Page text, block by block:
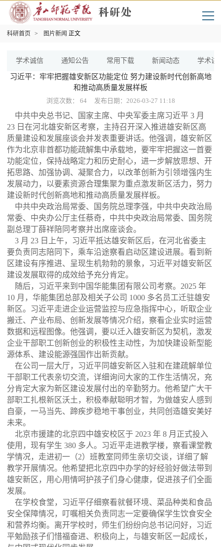
科研首页 > 图片新闻 正文
学术诚信 通知公告 常用下载 新闻动态 学术讲
习近平：牢牢把握雄安新区功能定位 努力建设新时代创新高地
和推动高质量发展样板
浏览次数： 64发布日期：2026-03-27 11:18
中共中央总书记、国家主席、中央军委主席习近平 3 月
23 日在河北雄安新区考察，主持召开深入推进雄安新区高
质量建设和发展座谈会并发表重要讲话。他强调，雄安新区
作为北京非首都功能疏解集中承载地，要牢牢把握这一首要
功能定位，保持战略定力和历史耐心，进一步解放思想、开
拓思路、加强协调、凝聚合力，以改革创新为引领增强内生
发展动力，以要素资源合理集聚为重点激发新区活力，努力
建设新时代创新高地和推动高质量发展样板。
中共中央政治局常委、国务院总理李强，中共中央政治局
常委、中央办公厅主任蔡奇，中共中央政治局常委、国务院
副总理丁薛祥陪同考察并出席座谈会。
3 月 23 日上午，习近平抵达雄安新区后，在河北省委主
要负责同志陪同下，乘车沿途察看启动区建设进展。看到新
区建设有序推进、呈现生机勃勃的景象，习近平对雄安新区
建设发展取得的成效给予充分肯定。
随后，习近平来到中国华能集团有限公司考察。 2025 年
10 月，华能集团总部及相关子公司 1000 多名员工迁驻雄安
新区。习近平走进企业运营监控与应急指挥中心，听取企业
搬迁、产业布局、创新发展等情况介绍，察看企业实时运营
数据和远程图像。他强调，要以迁入雄安新区为契机，激发
企业干部职工创新创业的积极性主动性，为加快建设新型能
源体系、建设能源强国作出新贡献。
在公司一层大厅，习近平同雄安新区入驻和在建疏解单位
干部职工代表亲切交流，详细询问大家的工作生活情况，充
分肯定大家为新区建设发展付出的辛勤努力。他希望广大干
部职工扎根新区沃土，积极奉献聪明才智，为做雄安人感到
自豪，一马当先、蹄疾步稳地干事创业，共同创造雄安美好
未来。
北京市援建的北京四中雄安校区于 2023 年 8 月正式投入
使用，现有学生 380 多人。习近平走进教学楼，察看课堂教
学情况，走进初一（2）班教室同师生亲切交谈，详细了解
教学开展情况。他希望把北京四中办学的好经验好做法带到
雄安新区，用心用情呵护孩子们身心健康，促进孩子们全面
发展。
在学校食堂，习近平仔细察看就餐环境、菜品种类和食品
安全保障情况，叮嘱相关负责同志一定要确保学生饮食安全
和营养均衡。离开学校时，师生们纷纷向总书记问好，习近
平勉励孩子们惜福奋进、积极向上，与雄安新区一起成长，